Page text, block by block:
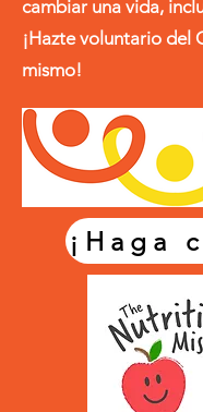
cambiar una vida,
¡Hazte voluntario del
mismo!